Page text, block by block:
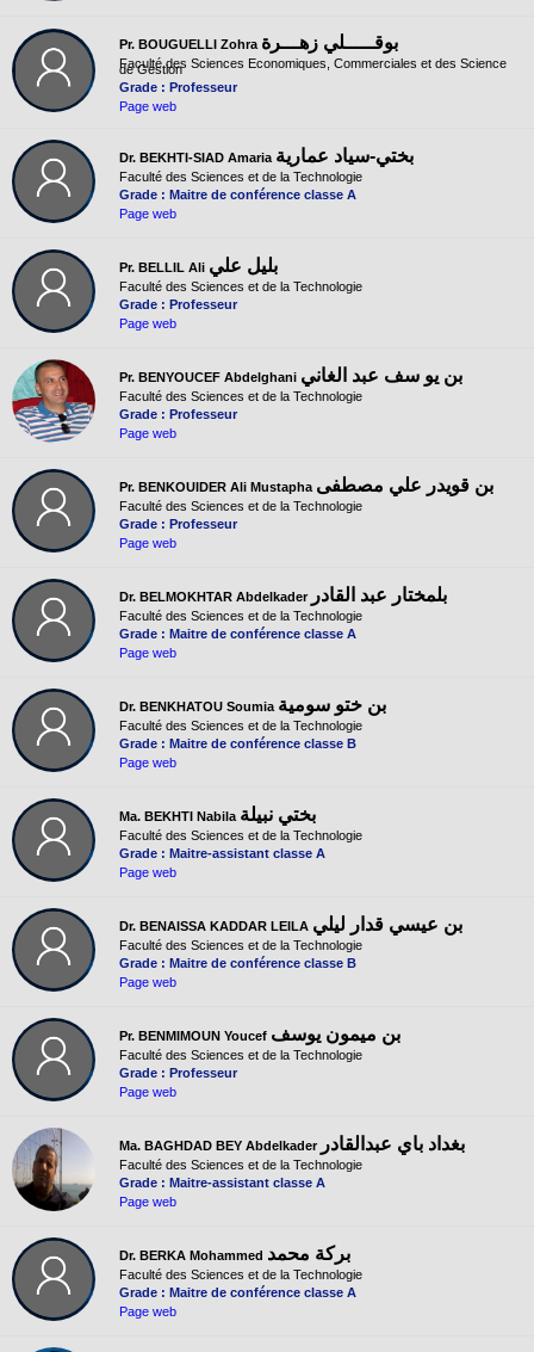
Pr. BOUGUELLI Zohra بوقـــــلي زهـــرة
Faculté des Sciences Economiques, Commerciales et des Science
de Gestion
Grade : Professeur
Page web
Dr. BEKHTI-SIAD Amaria بختي-سياد عمارية
Faculté des Sciences et de la Technologie
Grade : Maitre de conférence classe A
Page web
Pr. BELLIL Ali بليل علي
Faculté des Sciences et de la Technologie
Grade : Professeur
Page web
Pr. BENYOUCEF Abdelghani بن يو سف عبد الغاني
Faculté des Sciences et de la Technologie
Grade : Professeur
Page web
Pr. BENKOUIDER Ali Mustapha بن قويدر علي مصطفى
Faculté des Sciences et de la Technologie
Grade : Professeur
Page web
Dr. BELMOKHTAR Abdelkader بلمختار عبد القادر
Faculté des Sciences et de la Technologie
Grade : Maitre de conférence classe A
Page web
Dr. BENKHATOU Soumia بن ختو سومية
Faculté des Sciences et de la Technologie
Grade : Maitre de conférence classe B
Page web
Ma. BEKHTI Nabila بختي نبيلة
Faculté des Sciences et de la Technologie
Grade : Maitre-assistant classe A
Page web
Dr. BENAISSA KADDAR LEILA بن عيسي قدار ليلي
Faculté des Sciences et de la Technologie
Grade : Maitre de conférence classe B
Page web
Pr. BENMIMOUN Youcef بن ميمون يوسف
Faculté des Sciences et de la Technologie
Grade : Professeur
Page web
Ma. BAGHDAD BEY Abdelkader بغداد باي عبدالقادر
Faculté des Sciences et de la Technologie
Grade : Maitre-assistant classe A
Page web
Dr. BERKA Mohammed بركة محمد
Faculté des Sciences et de la Technologie
Grade : Maitre de conférence classe A
Page web